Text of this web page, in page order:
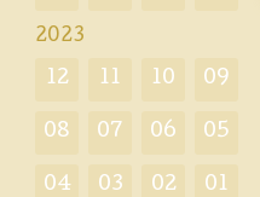
2023
12 11 10 09
08 07 06 05
04 03 02 01